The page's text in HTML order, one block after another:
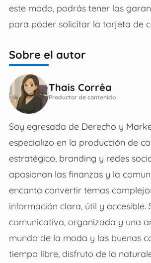
este modo, podrás tener las
para poder solicitar la tarjeta de
Sobre el autor
Thais Corrêa
Productor de contenido
Soy egresada de Derecho y
especializo en la producción de
estratégico, branding y redes
apasionan las finanzas y la
encanta convertir temas
información clara, útil y accesible.
comunicativa, organizada y una
mundo de la moda y las buenas
tiempo libre, disfruto de la